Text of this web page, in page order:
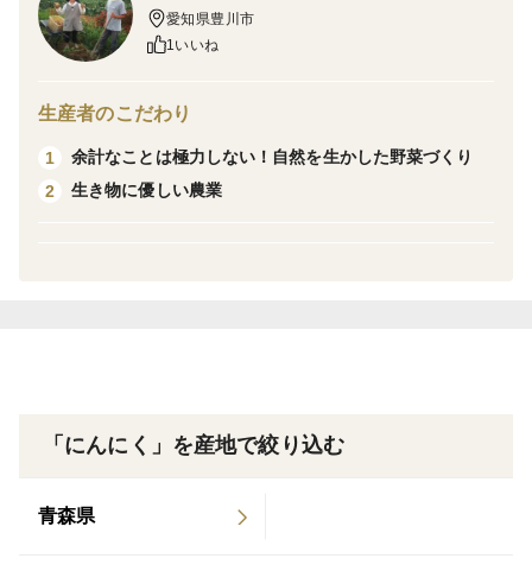
愛知県豊川市
1いいね
生産者のこだわり
1
余計なことは極力しない！自然を生かした野菜づくり
2
生き物に優しい農業
「にんにく」を産地で絞り込む
青森県